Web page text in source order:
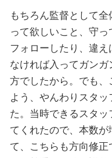
もちろん監督として
って欲しいこと、守っ
フォローしたり、違
なければ入ってガン
方でしたから。でも
よう、やんわりスタ
た。当時できるスタ
てくれたので、本数
て、こちらも方向修